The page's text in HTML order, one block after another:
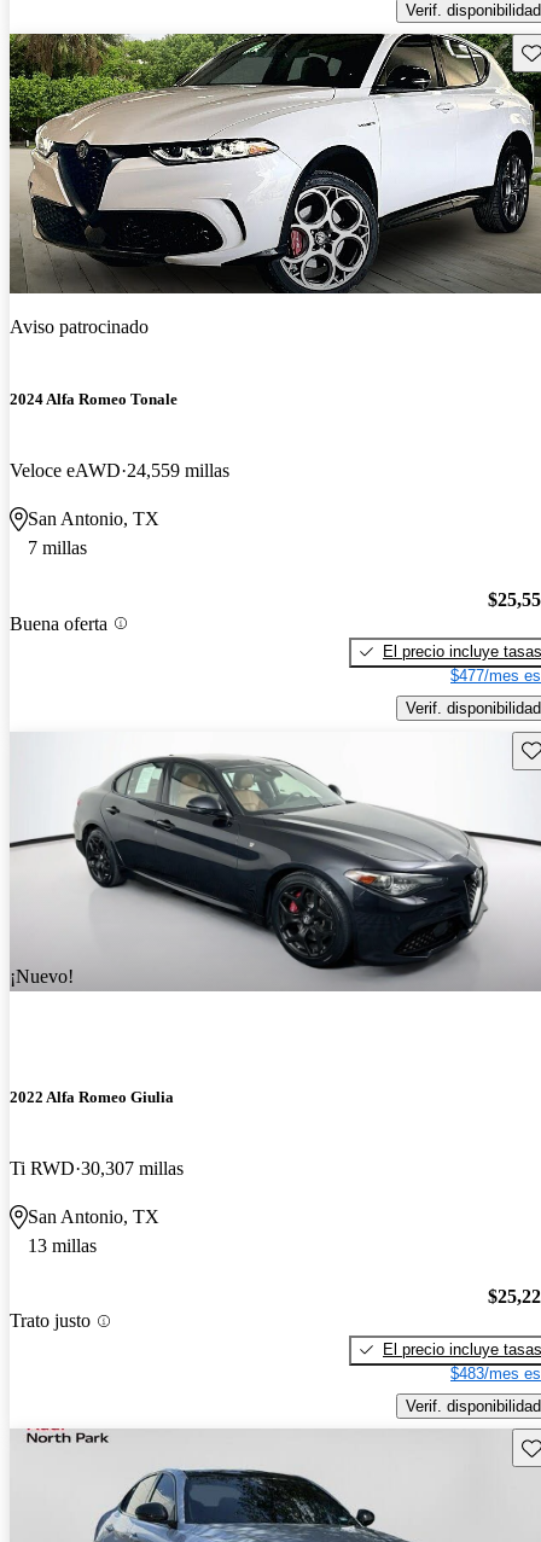
Verif. disponibilidad
Aviso patrocinado
2024 Alfa Romeo Tonale
Veloce eAWD 24,559 millas
San Antonio, TX
7 millas
Buena oferta
El precio incluye tasas
$477/mes
Verif. disponibilidad
¡Nuevo!
2022 Alfa Romeo Giulia
Ti RWD 30,307 millas
San Antonio, TX
13 millas
Trato justo
El precio incluye tasas
$483/mes
Verif. disponibilidad